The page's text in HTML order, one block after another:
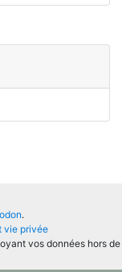
.
vie privée
vos données hors de